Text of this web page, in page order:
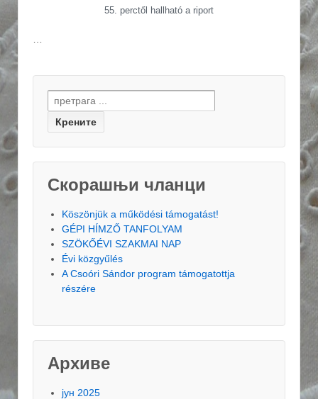
55. perctől hallható a riport
Search for:
Скорашњи чланци
Köszönjük a működési támogatást!
GÉPI HÍMZŐ TANFOLYAM
SZÖKŐÉVI SZAKMAI NAP
Évi közgyűlés
A Csoóri Sándor program támogatottja
részére
Архиве
јун 2025